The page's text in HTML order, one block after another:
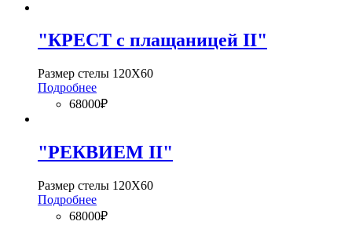
"КРЕСТ с плащаницей II"
Размер стелы 120Х60
Подробнее
68000₽
"РЕКВИЕМ II"
Размер стелы 120Х60
Подробнее
68000₽